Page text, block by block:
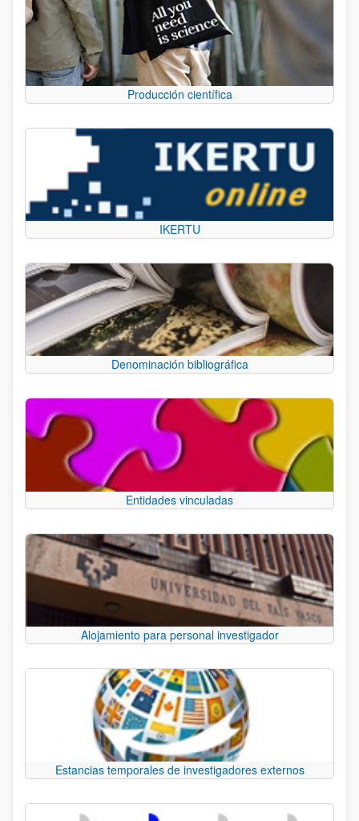
Producción científica
IKERTU
Denominación bibliográfica
Entidades vinculadas
Alojamiento para personal investigador
Estancias temporales de investigadores externos